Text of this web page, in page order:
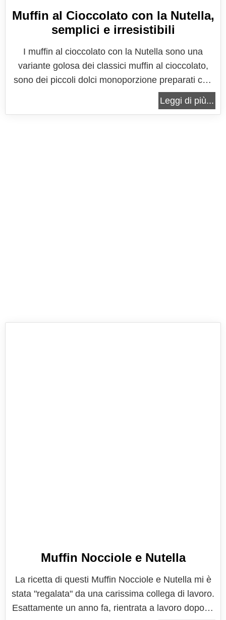
Muffin al Cioccolato con la Nutella,
semplici e irresistibili
I muffin al cioccolato con la Nutella sono una
variante golosa dei classici muffin al cioccolato,
sono dei piccoli dolci monoporzione preparati con
un soffice impasto al cioccolato arricchiti da un
tenero cuore di Nutella. Se volete concedervi un
Leggi di più...
Muffin Nocciole e Nutella
La ricetta di questi Muffin Nocciole e Nutella mi è
stata "regalata" da una carissima collega di lavoro.
Esattamente un anno fa, rientrata a lavoro dopo la